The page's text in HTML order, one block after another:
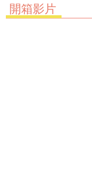
開箱影片